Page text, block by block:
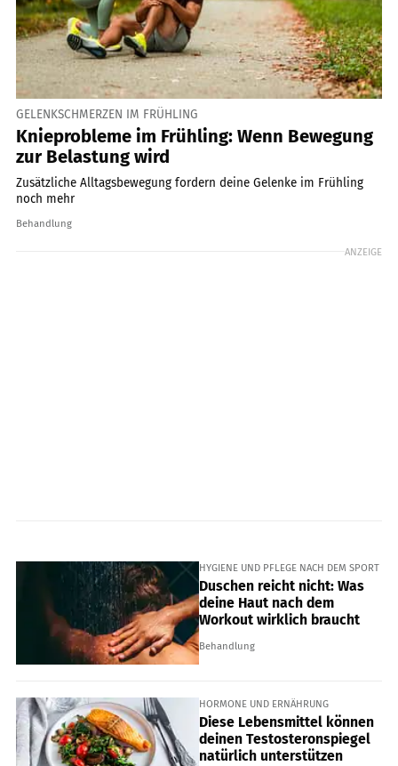
GELENKSCHMERZEN IM FRÜHLING
Knieprobleme im Frühling: Wenn Bewegung
zur Belastung wird
Zusätzliche Alltagsbewegung fordern deine Gelenke im Frühling
noch mehr
Behandlung
ANZEIGE
HYGIENE UND PFLEGE NACH DEM SPORT
Duschen reicht nicht: Was
deine Haut nach dem
Workout wirklich braucht
Behandlung
HORMONE UND ERNÄHRUNG
Diese Lebensmittel können
deinen Testosteronspiegel
natürlich unterstützen